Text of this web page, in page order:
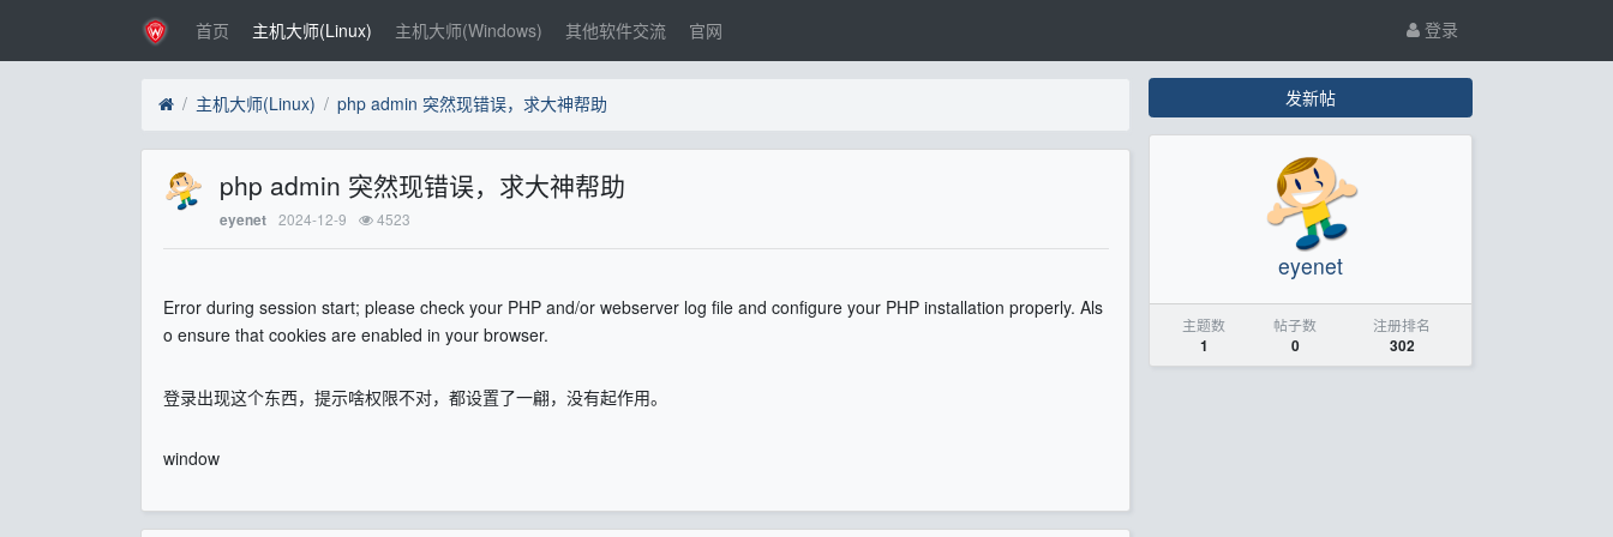
首页 主机大师(Linux) 主机大师(Windows) 其他软件交流 官网 登录
主机大师(Linux) php admin 突然现错误，求大神帮助
php admin 突然现错误，求大神帮助
eyenet 2024-12-9 4523
Error during session start; please check your PHP and/or webserver log file and configure your PHP installation properly. Als
o ensure that cookies are enabled in your browser.
登录出现这个东西，提示啥权限不对，都设置了一翩，没有起作用。
window
发新帖
eyenet
主题数
1
帖子数
0
注册排名
302